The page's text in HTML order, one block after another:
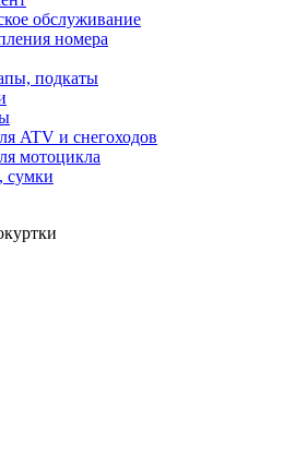
обслуживание
номера
подкаты
ATV и снегоходов
мотоцикла
сумки